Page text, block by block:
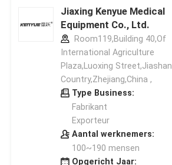
Jiaxing Kenyue Medical
Equipment Co., Ltd.
Room119,Building 40,Of
International Agriculture
Plaza,Luoxing Street,Jiashan
Country,Zhejiang,China ,
Type Business:
Fabrikant
Exporteur
Aantal werknemers:
100~190 mensen
Opgericht Jaar: